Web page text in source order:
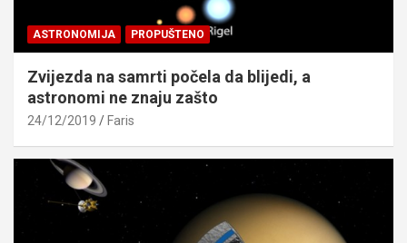
ASTRONOMIJA PROPUŠTENO
Zvijezda na samrti počela da blijedi, a
astronomi ne znaju zašto
24/12/2019 Faris